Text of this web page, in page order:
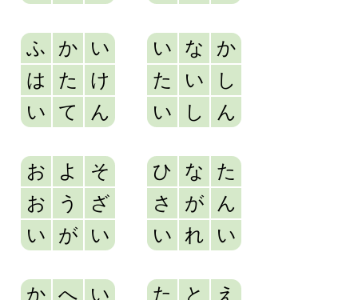
ふ か
い
は
た
け
い
て ん
い な
か
た
い
し
い
し ん
お よ
そ
お
う
ざ
い
が い
ひ な
た
さ
が
ん
い
れ い
か へ
い
た と
え